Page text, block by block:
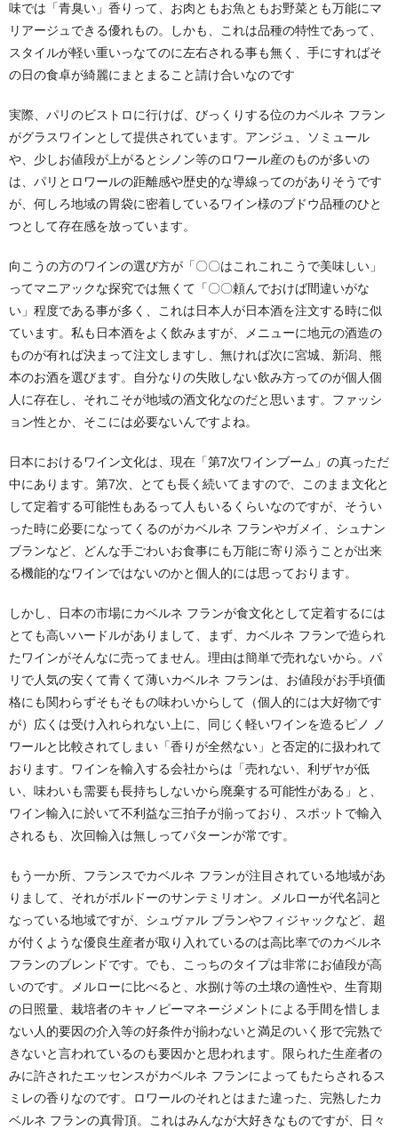
味では「青臭い」香りって、お肉ともお魚ともお野菜とも万能にマ
リアージュできる優れもの。しかも、これは品種の特性であって、
スタイルが軽い重いっなてのに左右される事も無く、手にすればそ
の日の食卓が綺麗にまとまること請け合いなのです
実際、パリのビストロに行けば、びっくりする位のカベルネ フラン
がグラスワインとして提供されています。アンジュ、ソミュール
や、少しお値段が上がるとシノン等のロワール産のものが多いの
は、パリとロワールの距離感や歴史的な導線ってのがありそうです
が、何しろ地域の胃袋に密着しているワイン様のブドウ品種のひと
つとして存在感を放っています。
向こうの方のワインの選び方が「〇〇はこれこれこうで美味しい」
ってマニアックな探究では無くて「〇〇頼んでおけば間違いがな
い」程度である事が多く、これは日本人が日本酒を注文する時に似
ています。私も日本酒をよく飲みますが、メニューに地元の酒造の
ものが有れば決まって注文しますし、無ければ次に宮城、新潟、熊
本のお酒を選びます。自分なりの失敗しない飲み方ってのが個人個
人に存在し、それこそが地域の酒文化なのだと思います。ファッシ
ョン性とか、そこには必要ないんですよね。
日本におけるワイン文化は、現在「第7次ワインブーム」の真っただ
中にあります。第7次、とても長く続いてますので、このまま文化と
して定着する可能性もあるって人もいるくらいなのですが、そうい
った時に必要になってくるのがカベルネ フランやガメイ、シュナン
ブランなど、どんな手ごわいお食事にも万能に寄り添うことが出来
る機能的なワインではないのかと個人的には思っております。
しかし、日本の市場にカベルネ フランが食文化として定着するには
とても高いハードルがありまして、まず、カベルネ フランで造られ
たワインがそんなに売ってません。理由は簡単で売れないから。パ
リで人気の安くて青くて薄いカベルネ フランは、お値段がお手頃価
格にも関わらずそもそもの味わいからして（個人的には大好物です
が）広くは受け入れられない上に、同じく軽いワインを造るピノ ノ
ワールと比較されてしまい「香りが全然ない」と否定的に扱われて
おります。ワインを輸入する会社からは「売れない、利ザヤが低
い、味わいも需要も長持ちしないから廃棄する可能性がある」と、
ワイン輸入に於いて不利益な三拍子が揃っており、スポットで輸入
されるも、次回輸入は無しってパターンが常です。
もう一か所、フランスでカベルネ フランが注目されている地域があ
りまして、それがボルドーのサンテミリオン。メルローが代名詞と
なっている地域ですが、シュヴァル ブランやフィジャックなど、超
が付くような優良生産者が取り入れているのは高比率でのカベルネ
フランのブレンドです。でも、こっちのタイプは非常にお値段が高
いのです。メルローに比べると、水捌け等の土壌の適性や、生育期
の日照量、栽培者のキャノピーマネージメントによる手間を惜しま
ない人的要因の介入等の好条件が揃わないと満足のいく形で完熟で
きないと言われているのも要因かと思われます。限られた生産者の
みに許されたエッセンスがカベルネ フランによってもたらされるス
ミレの香りなのです。ロワールのそれとはまた違った、完熟したカ
ベルネ フランの真骨頂。これはみんなが大好きなものですが、日々